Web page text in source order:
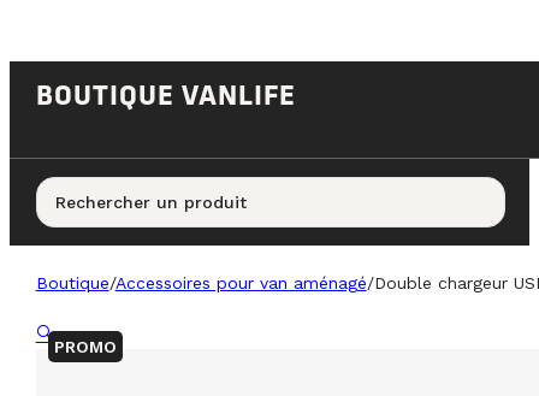
BOUTIQUE VANLIFE
Rechercher un produit
Boutique/Accessoires pour van aménagé/Double chargeur
🔍
PROMO